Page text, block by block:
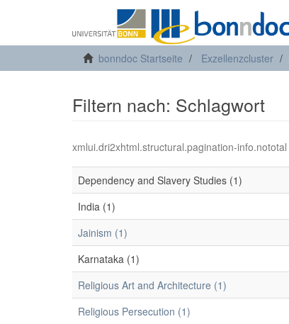
bonndoc Startseite Exzellenzcluster
Filtern nach: Schlagwort
xmlui.dri2xhtml.structural.pagination-info.nototal
Dependency and Slavery Studies (1)
India (1)
Jainism (1)
Karnataka (1)
Religious Art and Architecture (1)
Religious Persecution (1)